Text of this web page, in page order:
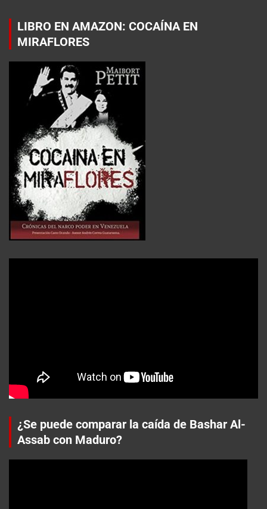
LIBRO EN AMAZON: COCAÍNA EN
MIRAFLORES
¿Se puede comparar la caída de Bashar Al-
Assab con Maduro?